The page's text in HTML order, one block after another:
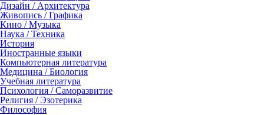
Дизайн / Архитектура
Живопись / Графика
Кино / Музыка
Наука / Техника
История
Иностранные языки
Компьютерная литература
Медицина / Биология
Учебная литература
Психология / Саморазвитие
Религия / Эзотерика
Философия